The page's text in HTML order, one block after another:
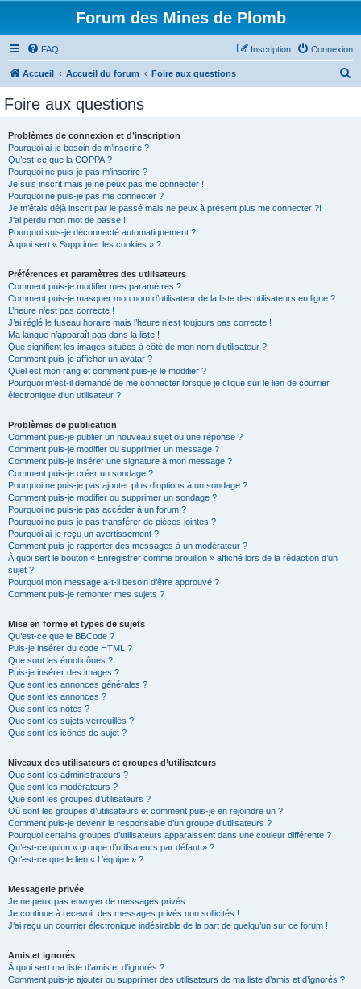
Forum des Mines de Plomb
FAQ Connexion
Inscription
Accueil Accueil du forum Foire aux questions
Foire aux questions
Problèmes de connexion et d’inscription
Pourquoi ai-je besoin de m’inscrire ?
Qu’est-ce que la COPPA ?
Pourquoi ne puis-je pas m’inscrire ?
Je suis inscrit mais je ne peux pas me connecter !
Pourquoi ne puis-je pas me connecter ?
Je m’étais déjà inscrit par le passé mais ne peux à présent plus me connecter ?!
J’ai perdu mon mot de passe !
Pourquoi suis-je déconnecté automatiquement ?
À quoi sert « Supprimer les cookies » ?
Préférences et paramètres des utilisateurs
Comment puis-je modifier mes paramètres ?
Comment puis-je masquer mon nom d’utilisateur de la liste des utilisateurs en ligne ?
L’heure n’est pas correcte !
J’ai réglé le fuseau horaire mais l’heure n’est toujours pas correcte !
Ma langue n’apparaît pas dans la liste !
Que signifient les images situées à côté de mon nom d’utilisateur ?
Comment puis-je afficher un avatar ?
Quel est mon rang et comment puis-je le modifier ?
Pourquoi m’est-il demandé de me connecter lorsque je clique sur le lien de courrier
électronique d’un utilisateur ?
Problèmes de publication
Comment puis-je publier un nouveau sujet ou une réponse ?
Comment puis-je modifier ou supprimer un message ?
Comment puis-je insérer une signature à mon message ?
Comment puis-je créer un sondage ?
Pourquoi ne puis-je pas ajouter plus d’options à un sondage ?
Comment puis-je modifier ou supprimer un sondage ?
Pourquoi ne puis-je pas accéder à un forum ?
Pourquoi ne puis-je pas transférer de pièces jointes ?
Pourquoi ai-je reçu un avertissement ?
Comment puis-je rapporter des messages à un modérateur ?
À quoi sert le bouton « Enregistrer comme brouillon » affiché lors de la rédaction d’un
sujet ?
Pourquoi mon message a-t-il besoin d’être approuvé ?
Comment puis-je remonter mes sujets ?
Mise en forme et types de sujets
Qu’est-ce que le BBCode ?
Puis-je insérer du code HTML ?
Que sont les émoticônes ?
Puis-je insérer des images ?
Que sont les annonces générales ?
Que sont les annonces ?
Que sont les notes ?
Que sont les sujets verrouillés ?
Que sont les icônes de sujet ?
Niveaux des utilisateurs et groupes d’utilisateurs
Que sont les administrateurs ?
Que sont les modérateurs ?
Que sont les groupes d’utilisateurs ?
Où sont les groupes d’utilisateurs et comment puis-je en rejoindre un ?
Comment puis-je devenir le responsable d’un groupe d’utilisateurs ?
Pourquoi certains groupes d’utilisateurs apparaissent dans une couleur différente ?
Qu’est-ce qu’un « groupe d’utilisateurs par défaut » ?
Qu’est-ce que le lien « L’équipe » ?
Messagerie privée
Je ne peux pas envoyer de messages privés !
Je continue à recevoir des messages privés non sollicités !
J’ai reçu un courrier électronique indésirable de la part de quelqu’un sur ce forum !
Amis et ignorés
À quoi sert ma liste d’amis et d’ignorés ?
Comment puis-je ajouter ou supprimer des utilisateurs de ma liste d’amis et d’ignorés ?